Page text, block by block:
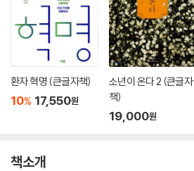
환자 혁명 (큰글자책)
10% 17,550원
소년이 온다 2 (큰글자
책)
19,000원
책소개